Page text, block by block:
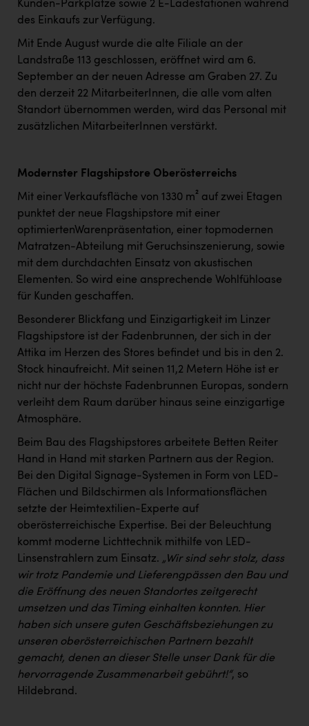
Kunden-Parkplätze sowie 2 E-Ladestationen während
des Einkaufs zur Verfügung.
Mit Ende August wurde die alte Filiale an der
Landstraße 113 geschlossen, eröffnet wird am 6.
September an der neuen Adresse am Graben 27. Zu
den derzeit 22 MitarbeiterInnen, die alle vom alten
Standort übernommen werden, wird das Personal mit
zusätzlichen MitarbeiterInnen verstärkt.
Modernster Flagshipstore Oberösterreichs
Mit einer Verkaufsfläche von 1330 m² auf zwei Etagen
punktet der neue Flagshipstore mit einer
optimiertenWarenpräsentation, einer topmodernen
Matratzen-Abteilung mit Geruchsinszenierung, sowie
mit dem durchdachten Einsatz von akustischen
Elementen. So wird eine ansprechende Wohlfühloase
für Kunden geschaffen.
Besonderer Blickfang und Einzigartigkeit im Linzer
Flagshipstore ist der Fadenbrunnen, der sich in der
Attika im Herzen des Stores befindet und bis in den 2.
Stock hinaufreicht. Mit seinen 11,2 Metern Höhe ist er
nicht nur der höchste Fadenbrunnen Europas, sondern
verleiht dem Raum darüber hinaus seine einzigartige
Atmosphäre.
Beim Bau des Flagshipstores arbeitete Betten Reiter
Hand in Hand mit starken Partnern aus der Region.
Bei den Digital Signage-Systemen in Form von LED-
Flächen und Bildschirmen als Informationsflächen
setzte der Heimtextilien-Experte auf
oberösterreichische Expertise. Bei der Beleuchtung
kommt moderne Lichttechnik mithilfe von LED-
Linsenstrahlern zum Einsatz. „Wir sind sehr stolz, dass
wir trotz Pandemie und Lieferengpässen den Bau und
die Eröffnung des neuen Standortes zeitgerecht
umsetzen und das Timing einhalten konnten. Hier
haben sich unsere guten Geschäftsbeziehungen zu
unseren oberösterreichischen Partnern bezahlt
gemacht, denen an dieser Stelle unser Dank für die
hervorragende Zusammenarbeit gebührt!“, so
Hildebrand.